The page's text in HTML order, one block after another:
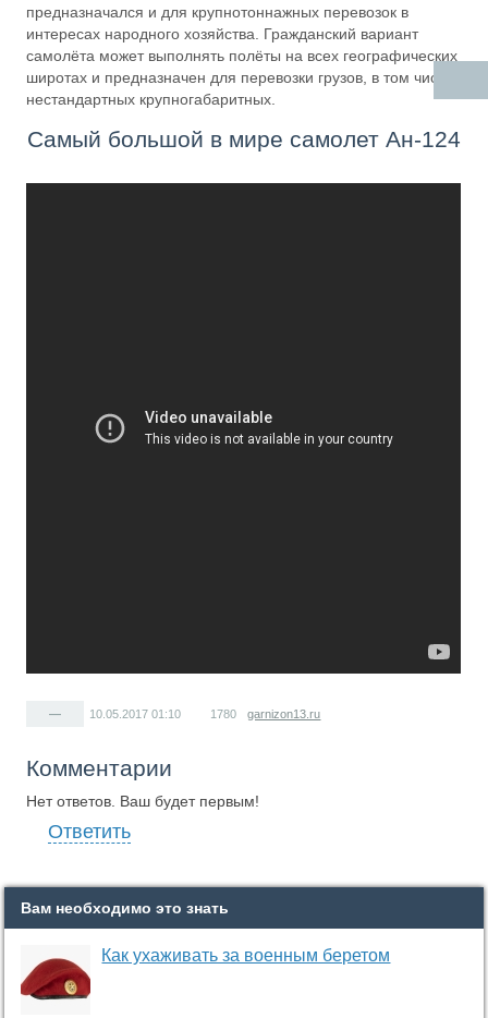
предназначался и для крупнотоннажных перевозок в
интересах народного хозяйства. Гражданский вариант
самолёта может выполнять полёты на всех географических
широтах и предназначен для перевозки грузов, в том числе
нестандартных крупногабаритных.
Самый большой в мире самолет Ан-124
— 10.05.201701:10 1780 garnizon13.ru
Комментарии
Нет ответов. Ваш будет первым!
Ответить
Вам необходимо это знать
Как ухаживать за военным беретом